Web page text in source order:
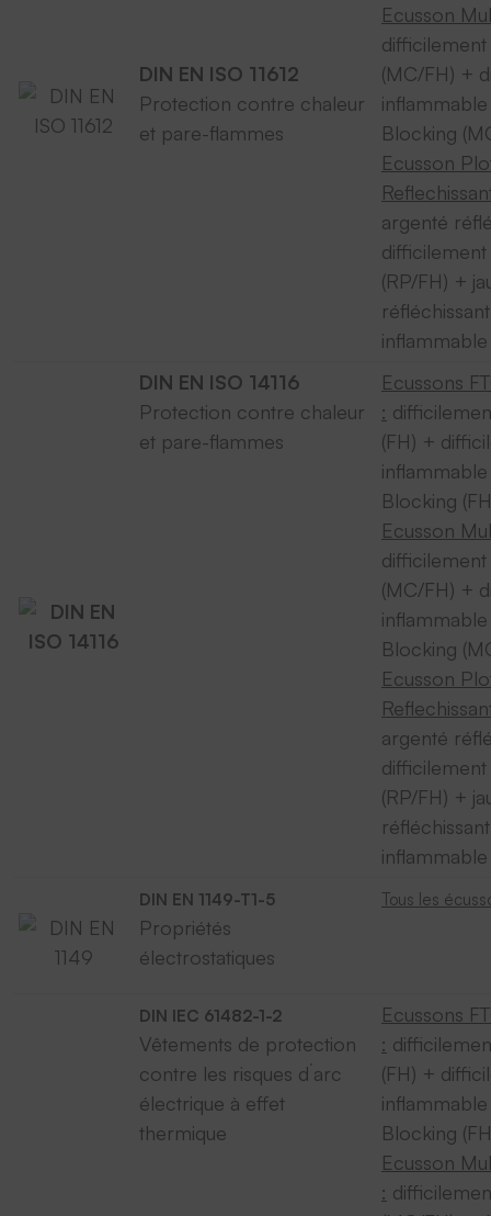
DIN EN ISO 11612
Protection contre chaleur
et pare-flammes
Ecusson
(MC/FH) +
Blocking
Ecusson
argenté
(RP/FH) +
inflammable
DIN EN ISO 14116
Protection contre chaleur
et pare-flammes
Ecussons
:
(FH) +
Blocking
Ecusson
(MC/FH) +
Blocking
Ecusson
argenté
(RP/FH) +
inflammable
DIN EN 1149-T1-5
Propriétés
électrostatiques
Tous les
DIN IEC 61482-1-2
Vêtements de protection
contre les risques d´arc
électrique à effet
thermique
Ecussons
:
(FH) +
Blocking
Ecusson
: